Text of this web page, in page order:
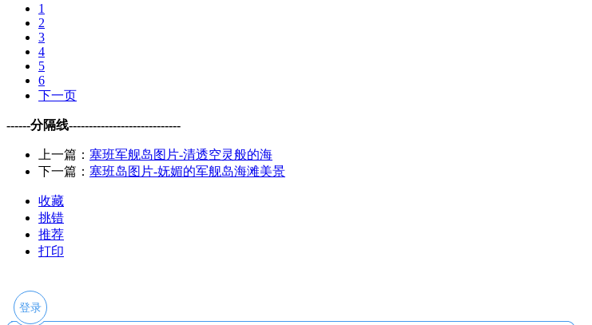
1
2
3
4
5
6
下一页
------分隔线----------------------------
上一篇： 塞班军舰岛图片-清透空灵般的海
下一篇： 塞班岛图片-妩媚的军舰岛海滩美景
收藏
挑错
推荐
打印
登录